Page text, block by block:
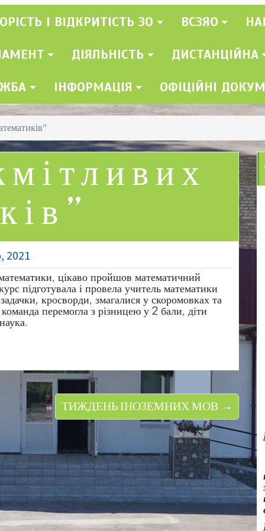
І ВІДКРИТІСТЬ ЗО ВСЗЯО
ДІЯЛЬНІСТЬ ДИСТАНЦІЙНА
ІНФОРМАЦІЯ ОФІЦІЙНІ
2021
цікаво пройшов математичний
підготувала і провела учитель математики
кросворди, змагалися у скоромовках та
перемогла з різницею у 2 бали, діти
ТИЖДЕНЬ ІНОЗЕМНИХ МОВ →